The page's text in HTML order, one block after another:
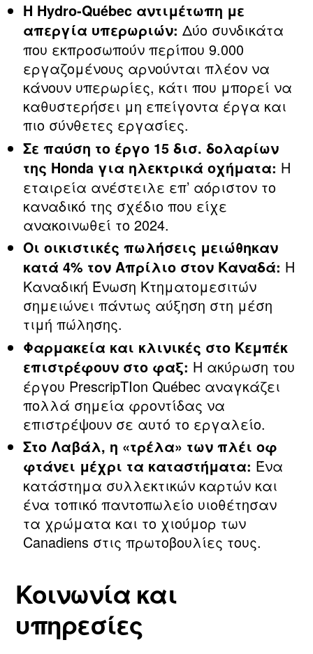
Η Hydro‑Québec αντιμέτωπη με
απεργία υπερωριών: Δύο συνδικάτα
που εκπροσωπούν περίπου 9.000
εργαζομένους αρνούνται πλέον να
κάνουν υπερωρίες, κάτι που μπορεί να
καθυστερήσει μη επείγοντα έργα και
πιο σύνθετες εργασίες.
Σε παύση το έργο 15 δισ. δολαρίων
της Honda για ηλεκτρικά οχήματα: Η
εταιρεία ανέστειλε επ’ αόριστον το
καναδικό της σχέδιο που είχε
ανακοινωθεί το 2024.
Οι οικιστικές πωλήσεις μειώθηκαν
κατά 4% τον Απρίλιο στον Καναδά: Η
Καναδική Ένωση Κτηματομεσιτών
σημειώνει πάντως αύξηση στη μέση
τιμή πώλησης.
Φαρμακεία και κλινικές στο Κεμπέκ
επιστρέφουν στο φαξ: Η ακύρωση του
έργου PrescripTIon Québec αναγκάζει
πολλά σημεία φροντίδας να
επιστρέψουν σε αυτό το εργαλείο.
Στο Λαβάλ, η «τρέλα» των πλέι οφ
φτάνει μέχρι τα καταστήματα: Ένα
κατάστημα συλλεκτικών καρτών και
ένα τοπικό παντοπωλείο υιοθέτησαν
τα χρώματα και το χιούμορ των
Canadiens στις πρωτοβουλίες τους.
Κοινωνία και
υπηρεσίες